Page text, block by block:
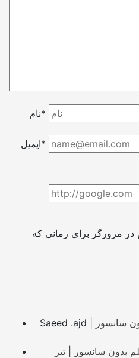
نام*
ایمیل*
در مرورگر برای زمانی که
Saeed .ajd
سانسور |
بدون سانسور | تیر